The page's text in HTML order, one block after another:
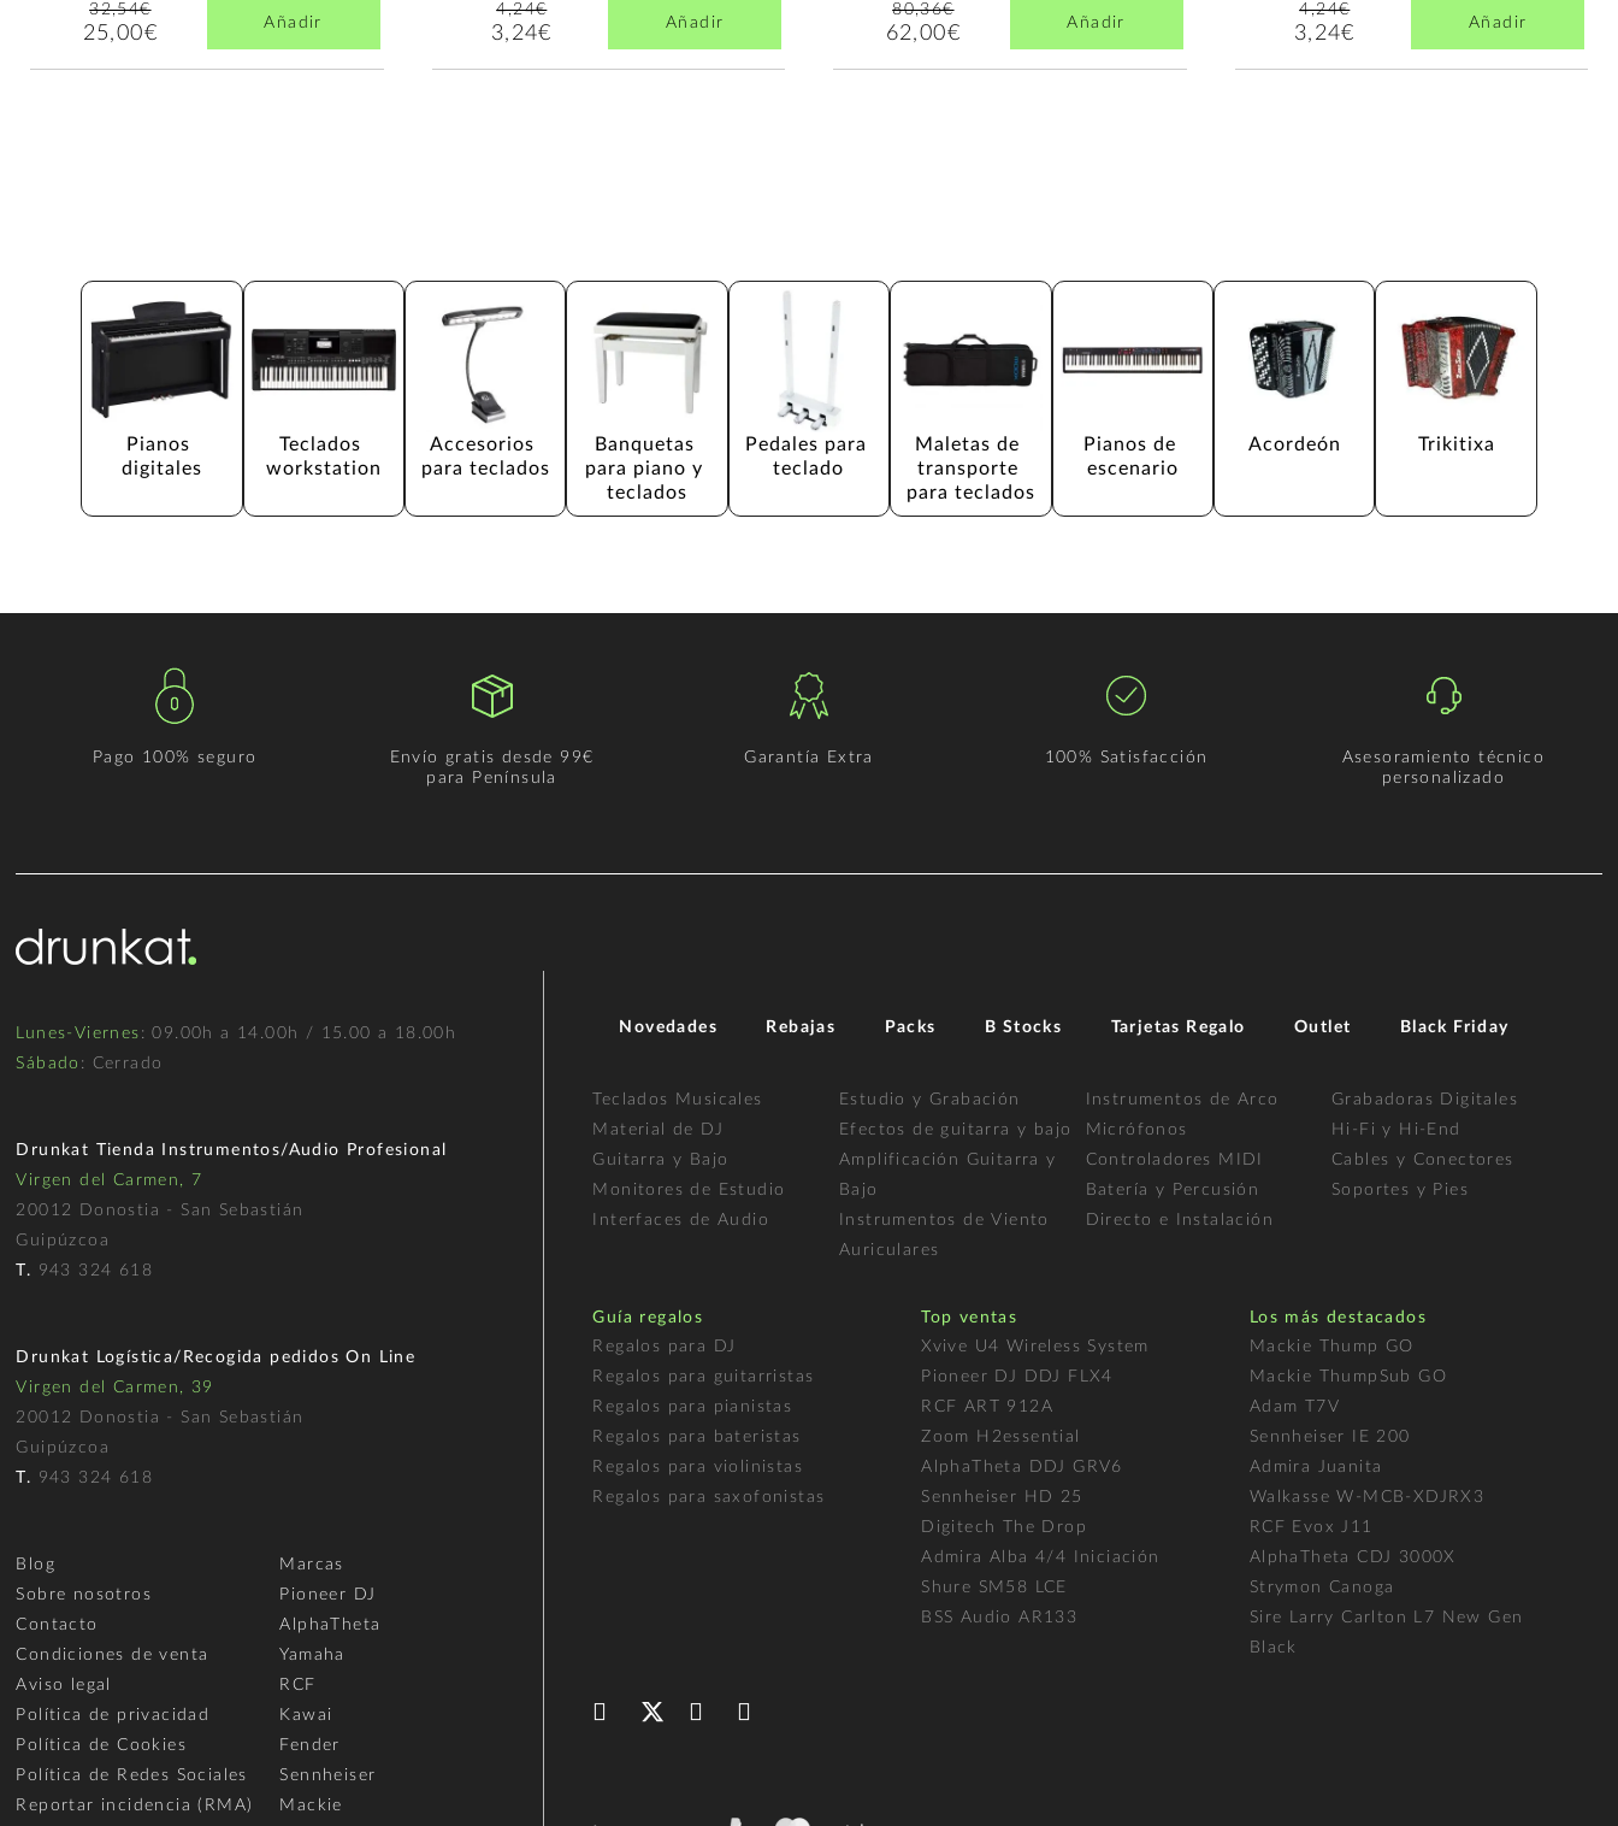
32,54€
25,00€ Añadir
4,24€
3,24€ Añadir
80,36€
62,00€ Añadir
4,24€
3,24€ Añadir
Pianos
digitales
Teclados
workstation
Accesorios
para teclados
Banquetas
para piano y
teclados
Pedales para
teclado
Maletas de
transporte
para teclados
Pianos de
escenario
Acordeón Trikitixa
Pago 100% seguro
Envío gratis desde 99€
para Península
Garantía Extra 100% Satisfacción
Asesoramiento técnico
personalizado
Lunes-Viernes : 09.00h a 14.00h / 15.00 a 18.00h
Sábado : Cerrado
Drunkat Tienda Instrumentos/Audio Profesional
Virgen del Carmen, 7
20012 Donostia - San Sebastián
Guipúzcoa
T. 943 324 618
Drunkat Logística/Recogida pedidos On Line
Virgen del Carmen, 39
20012 Donostia - San Sebastián
Guipúzcoa
T. 943 324 618
Blog
Sobre nosotros
Contacto
Condiciones de venta
Aviso legal
Política de privacidad
Política de Cookies
Política de Redes Sociales
Reportar incidencia (RMA)
Marcas
Pioneer DJ
AlphaTheta
Yamaha
RCF
Kawai
Fender
Sennheiser
Mackie
Novedades Rebajas Packs B Stocks Tarjetas Regalo Outlet Black Friday
Teclados Musicales
Material de DJ
Guitarra y Bajo
Monitores de Estudio
Interfaces de Audio
Estudio y Grabación
Efectos de guitarra y bajo
Amplificación Guitarra y
Bajo
Instrumentos de Viento
Auriculares
Instrumentos de Arco
Micrófonos
Controladores MIDI
Batería y Percusión
Directo e Instalación
Grabadoras Digitales
Hi-Fi y Hi-End
Cables y Conectores
Soportes y Pies
Guía regalos
Regalos para DJ
Regalos para guitarristas
Regalos para pianistas
Regalos para bateristas
Regalos para violinistas
Regalos para saxofonistas
Top ventas
Xvive U4 Wireless System
Pioneer DJ DDJ FLX4
RCF ART 912A
Zoom H2essential
AlphaTheta DDJ GRV6
Sennheiser HD 25
Digitech The Drop
Admira Alba 4/4 Iniciación
Shure SM58 LCE
BSS Audio AR133
Los más destacados
Mackie Thump GO
Mackie ThumpSub GO
Adam T7V
Sennheiser IE 200
Admira Juanita
Walkasse W-MCB-XDJRX3
RCF Evox J11
AlphaTheta CDJ 3000X
Strymon Canoga
Sire Larry Carlton L7 New Gen
Black